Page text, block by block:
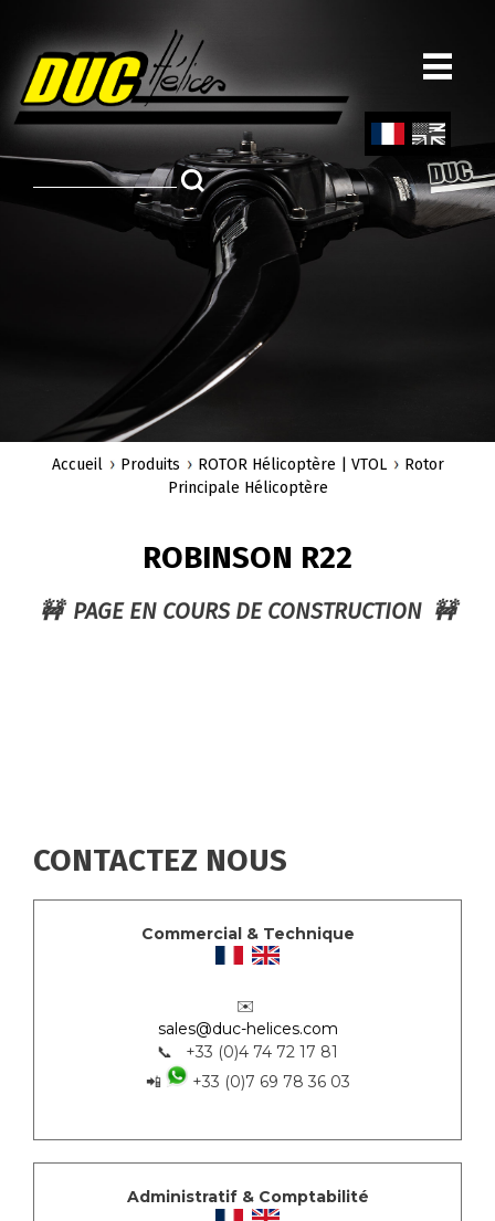
principal
ch
Engl
D'ARIANE
Accueil Produits ROTOR Hélicoptère | VTOL
Rotor
Principale Hélicoptère
ROBINSON R22
🚧 PAGE EN COURS DE CONSTRUCTION 🚧
CONTACTEZ NOUS
Commercial & Technique
✉️
sales@duc-helices.com
📞 +33 (0)4 74 72 17 81
📲
+33 (0)7 69 78 36 03
Administratif & Comptabilité